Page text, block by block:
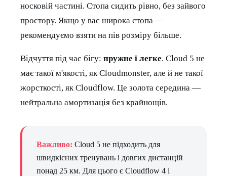
носковій частині. Стопа сидить рівно, без зайвого
простору. Якщо у вас широка стопа —
рекомендуємо взяти на пів розміру більше.
Відчуття під час бігу: пружне і легке. Cloud 5 не
має такої м'якості, як Cloudmonster, але й не такої
жорсткості, як Cloudflow. Це золота середина —
нейтральна амортизація без крайнощів.
Важливо: Cloud 5 не підходить для
швидкісних тренувань і довгих дистанцій
понад 25 км. Для цього є Cloudflow 4 і